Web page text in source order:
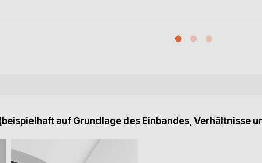
auf Grundlage des Einbandes, Verhältnisse